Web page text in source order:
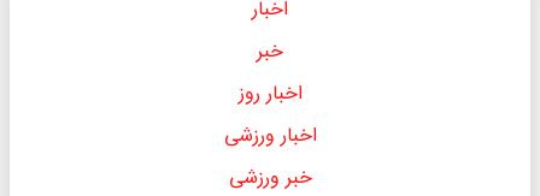
اخبار
خبر
اخبار روز
اخبار ورزشی
خبر ورزشی